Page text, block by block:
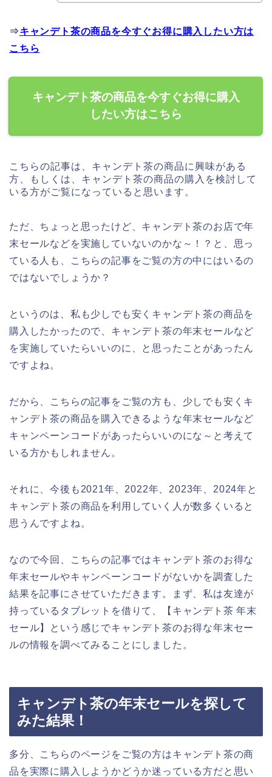
⇒キャンデト茶の商品を今すぐお得に購入したい方は
こちら
キャンデト茶の商品を今すぐお得に購入
したい方はこちら
こちらの記事は、キャンデト茶の商品に興味がある
方、もしくは、キャンデト茶の商品の購入を検討して
いる方がご覧になっていると思います。
ただ、ちょっと思ったけど、キャンデト茶のお店で年
末セールなどを実施していないのかな～！？と、思っ
ている人も、こちらの記事をご覧の方の中にはいるの
ではないでしょうか？
というのは、私も少しでも安くキャンデト茶の商品を
購入したかったので、キャンデト茶の年末セールなど
を実施していたらいいのに、と思ったことがあったん
ですよね。
だから、こちらの記事をご覧の方も、少しでも安くキ
ャンデト茶の商品を購入できるような年末セールなど
キャンペーンコードがあったらいいのにな～と考えて
いる方かもしれません。
それに、今後も2021年、2022年、2023年、2024年と
キャンデト茶の商品を利用していく人が数多くいると
思うんですよね。
なので今回、こちらの記事ではキャンデト茶のお得な
年末セールやキャンペーンコードがないかを調査した
結果を記事にさせていただきます。まず、私は友達が
持っているタブレットを借りて、【キャンデト茶 年末
セール】という感じでキャンデト茶のお得な年末セー
ルの情報を調べてみることにしました。
キャンデト茶の年末セールを探して
みた結果！
多分、こちらのページをご覧の方はキャンデト茶の商
品を実際に購入しようかどうか迷っている方だと思い